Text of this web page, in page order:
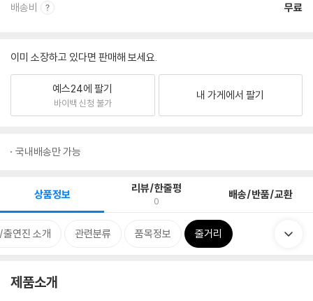
배송비 무료
이미 소장하고 있다면 판매해 보세요.
예스24에 팔기
바이백 신청 불가
내 가게에서 팔기
국내배송만 가능
상품정보 리뷰/한줄평
0 배송/반품/교환
연진 소개 관련분류 품목정보 줄거리
제품소개